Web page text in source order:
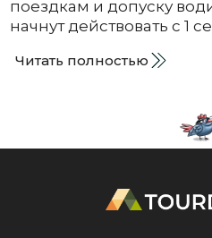
поездкам и допуску
начнут действовать с 1
Читать полностью